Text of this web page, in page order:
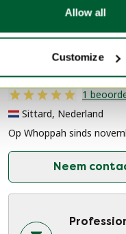
Allow all
Customize
Over deze verkoper
1
Sittard, Nederland
Op Whoppah sinds
Neem